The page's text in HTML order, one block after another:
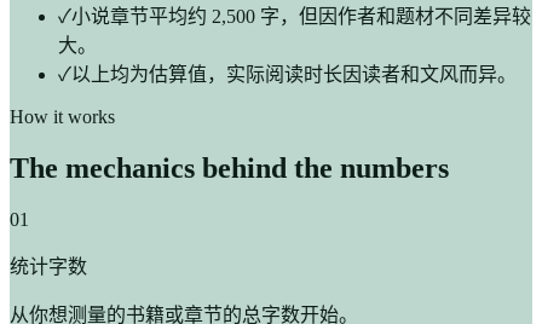
✓小说章节平均约 2,500 字，但因作者和题材不同差异较
大。
✓以上均为估算值，实际阅读时长因读者和文风而异。
How it works
The mechanics behind the numbers
01
统计字数
从你想测量的书籍或章节的总字数开始。